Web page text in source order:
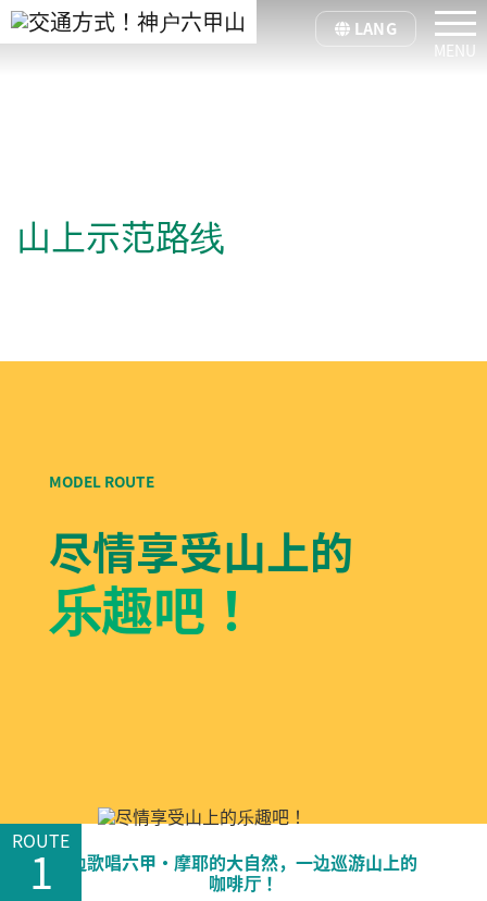
LANG
山上示范路线
MODEL ROUTE
尽情享受山上的
乐趣吧！
ROUTE
1 边歌唱六甲・摩耶的大自然，一边巡游山上的
咖啡厅！